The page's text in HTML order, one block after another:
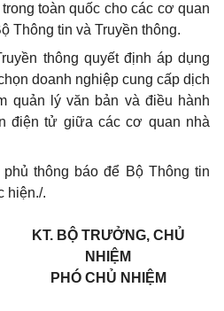
toàn quốc cho các cơ quan
Thông tin và Truyền thông.
thông quyết định áp dụng
doanh nghiệp cung cấp dịch
quản lý văn bản và điều hành
điện tử giữa các cơ quan nhà
thông báo để Bộ Thông tin
hiện./.
KT. BỘ TRƯỞNG, CHỦ
NHIỆM
PHÓ CHỦ NHIỆM